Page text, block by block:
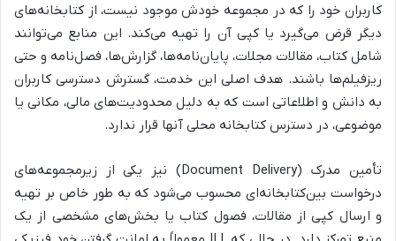
کاربران خود را که در مجموعه خودش موجود نیست، از کتابخانه‌های
دیگر قرض می‌گیرد یا کپی آن را تهیه می‌کند. این منابع می‌توانند
شامل کتاب، مقالات مجلات، پایان‌نامه‌ها، گزارش‌ها، فصل‌نامه و حتی
ریزفیلم‌ها باشند. هدف اصلی این خدمت، گسترش دسترسی کاربران
به دانش و اطلاعاتی است که به دلیل محدودیت‌های مالی، مکانی یا
موضوعی، در دسترس کتابخانه محلی آنها قرار ندارد.
تأمین مدرک (Document Delivery) نیز یکی از زیرمجموعه‌های
درخواست بین‌کتابخانه‌ای محسوب می‌شود که به طور خاص بر تهیه
و ارسال کپی از مقالات، فصول کتاب یا بخش‌های مشخصی از یک